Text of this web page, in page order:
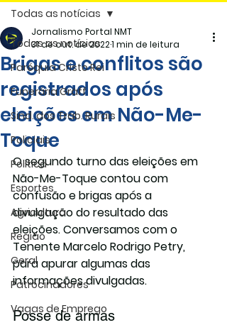
Todas as notícias
Paróquia Cristo Rei
Funerária Gräff
Sind. dos Trab. Rurais
Policiais
Politica
Esportes
Agricultura
Região
Geral
Patrocinadores
Vagas de Emprego
Todas as notícias
Brigas e conflitos são
registrados após
eleições em Não-Me-
Toque
Jornalismo Portal NMT
31 de out. de 20221 min de leitura
O segundo turno das eleições em
Não-Me-Toque contou com
confusão e brigas após a
divulgação do resultado das
eleições. Conversamos com o
Tenente Marcelo Rodrigo Petry,
para apurar algumas das
informações divulgadas.
Posse de armas